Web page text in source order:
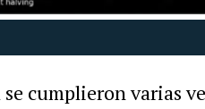
cumplieron varias